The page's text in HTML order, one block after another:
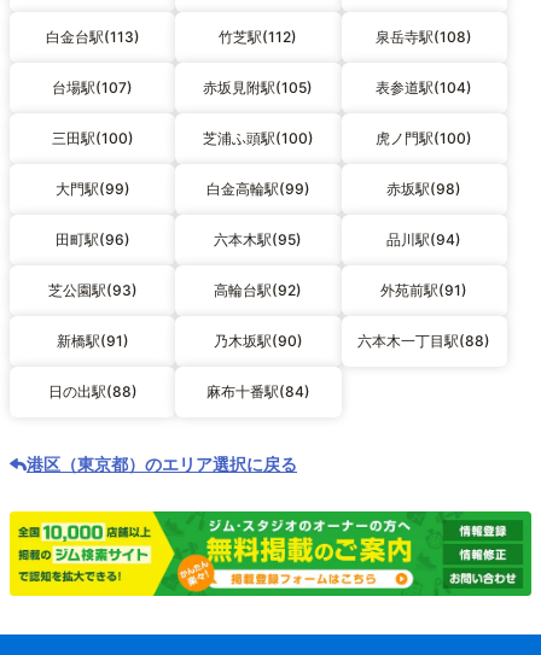
白金台駅(113) 竹芝駅(112) 泉岳寺駅(108)
台場駅(107) 赤坂見附駅(105) 表参道駅(104)
三田駅(100) 芝浦ふ頭駅(100) 虎ノ門駅(100)
大門駅(99) 白金高輪駅(99) 赤坂駅(98)
田町駅(96) 六本木駅(95) 品川駅(94)
芝公園駅(93) 高輪台駅(92) 外苑前駅(91)
新橋駅(91) 乃木坂駅(90) 六本木一丁目駅(88)
日の出駅(88) 麻布十番駅(84)
港区（東京都）のエリア選択に戻る